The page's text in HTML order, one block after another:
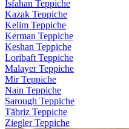
Isfahan Teppiche
Kazak Teppiche
Kelim Teppiche
Kerman Teppiche
Keshan Teppiche
Loribaft Teppiche
Malayer Teppiche
Mir Teppiche
Nain Teppiche
Sarough Teppiche
Täbriz Teppiche
Ziegler Teppiche